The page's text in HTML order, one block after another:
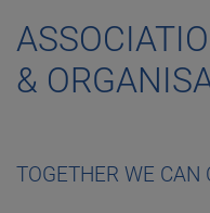
&
TOGETHER WE CAN